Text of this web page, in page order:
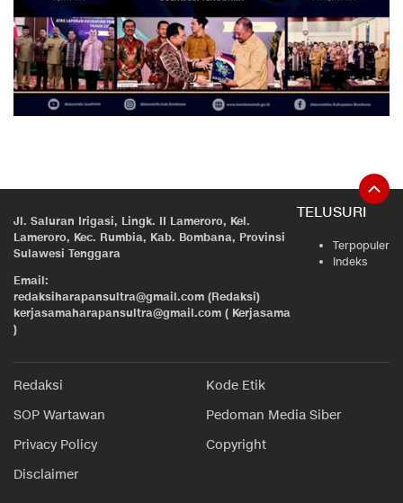
Jl. Saluran Irigasi, Lingk. II Lameroro, Kel.
Lameroro, Kec. Rumbia, Kab. Bombana, Provinsi
Sulawesi Tenggara
Email:
redaksiharapansultra@gmail.com (Redaksi)
kerjasamaharapansultra@gmail.com ( Kerjasama
)
TELUSURI
Terpopuler
Indeks
Redaksi
Kode Etik
SOP Wartawan
Pedoman Media Siber
Privacy Policy
Copyright
Disclaimer